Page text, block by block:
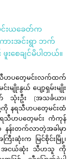
ပင်းယခေတ်က
ားအင်းရွာ ဘက်
ဖူးစေချင်မိပါတယ်။
သီဟပတေ့မင်းလက်ထက်
မျိုးနွယ် ပျော့ရှမ်းမျိုး
သုံးဦး (အသင်္ခယာ၊
ကို နရသီဟပတေ့မင်းထံ
ရသီဟပတေ့မင်း ကံကုန်
ာ နန်းတက်လာတဲ့အခါမှာ
းဆုံးက မြင်စိုင်းမြို့၊
အငယ်ဆုံး သီဟသူ ကို